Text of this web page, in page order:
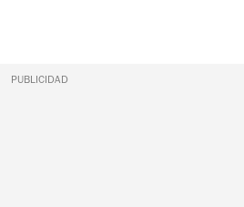
PUBLICIDAD